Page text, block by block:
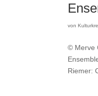
von
© Merve
Riemer: